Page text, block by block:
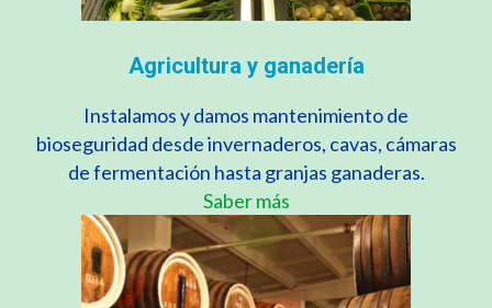
Agricultura y ganadería
Instalamos y damos mantenimiento de
bioseguridad desde invernaderos, cavas, cámaras
de fermentación hasta granjas ganaderas.
Saber más